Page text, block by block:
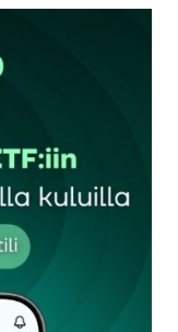
kirjautua
Pakolliset